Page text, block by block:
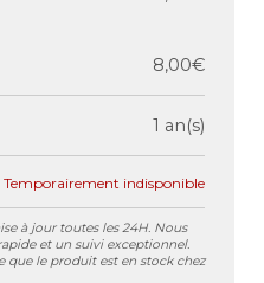
8,00€
1 an(s)
Temporairement indisponible
à jour toutes les 24H. Nous
et un suivi exceptionnel.
que le produit est en stock chez